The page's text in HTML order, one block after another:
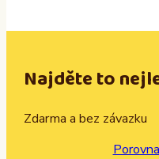
Najděte to
Zdarma a bez závazku